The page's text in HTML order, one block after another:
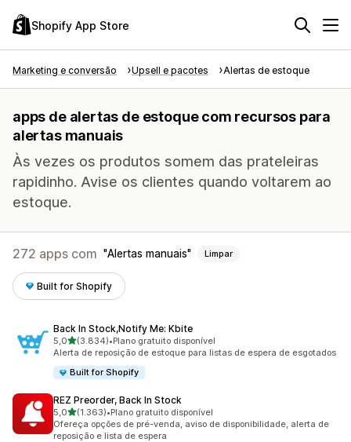
Shopify App Store
Marketing e conversão Upsell e pacotes Alertas de estoque
apps de alertas de estoque com recursos para
alertas manuais
Às vezes os produtos somem das prateleiras
rapidinho. Avise os clientes quando voltarem ao
estoque.
272 apps com Alertas manuais Limpar
Built for Shopify
Back In Stock,Notify Me: Kbite
5,0de 5 estrelas
(3.834)
3834 avaliações ao todo
•Plano gratuito disponível
Alerta de reposição de estoque para listas de espera de esgotados
Built for Shopify
REZ Preorder, Back In Stock
5,0de 5 estrelas
(1.363)
1363 avaliações ao todo
•Plano gratuito disponível
Ofereça opções de pré-venda, aviso de disponibilidade, alerta de
reposição e lista de espera